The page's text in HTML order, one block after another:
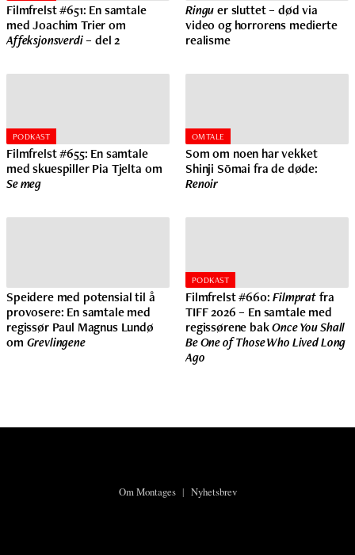
Filmfrelst #651: En samtale
med Joachim Trier om
Affeksjonsverdi– del 2
Ringuer sluttet – død via
video og horrorens medierte
realisme
PODKAST
Filmfrelst #655: En samtale
med skuespiller Pia Tjelta om
Se meg
OMTALE
Som om noen har vekket
Shinji Sōmai fra de døde:
Renoir
Speidere med potensial til å
provosere: En samtale med
regissør Paul Magnus Lundø
om Grevlingene
PODKAST
Filmfrelst #660:Filmpratfra
TIFF 2026 – En samtale med
regissørene bakOnce You Shall
Be One of Those Who Lived Long
Ago
Om Montages| Nyhetsbrev